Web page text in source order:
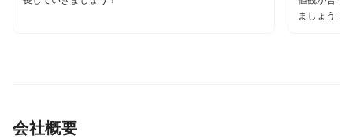
ましょう！
会社概要